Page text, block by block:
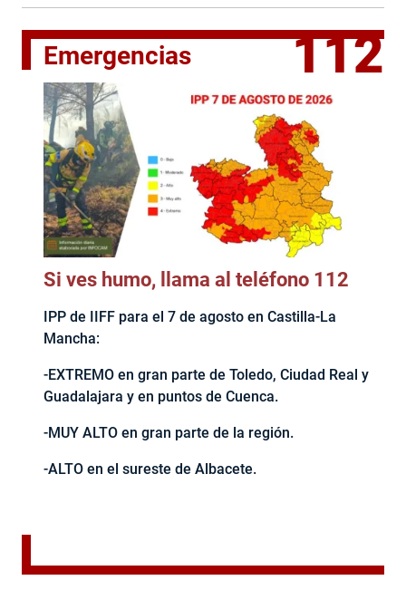
Emergencias 112
Si ves humo, llama al teléfono 112
IPP de IIFF para el 7 de agosto en Castilla-La
Mancha:
-EXTREMO en gran parte de Toledo, Ciudad Real y
Guadalajara y en puntos de Cuenca.
-MUY ALTO en gran parte de la región.
-ALTO en el sureste de Albacete.